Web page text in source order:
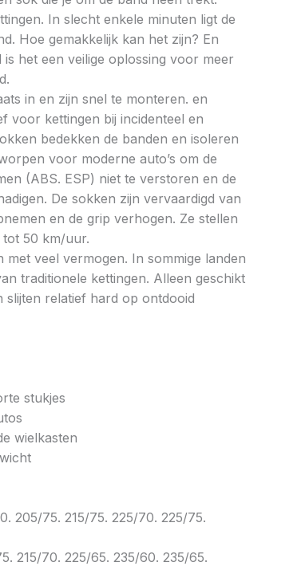
In slecht enkele minuten ligt de
Hoe gemakkelijk kan het zijn? En
het een veilige oplossing voor meer
in en zijn snel te monteren. en
voor kettingen bij incidenteel en
bedekken de banden en isoleren
voor moderne auto’s om de
(ABS. ESP) niet te verstoren en de
De sokken zijn vervaardigd van
en de grip verhogen. Ze stellen
tot 50 km/uur.
veel vermogen. In sommige landen
traditionele kettingen. Alleen geschikt
relatief hard op ontdooid
stukjes
wielkasten
205/75. 215/75. 225/70. 225/75.
215/70. 225/65. 235/60. 235/65.